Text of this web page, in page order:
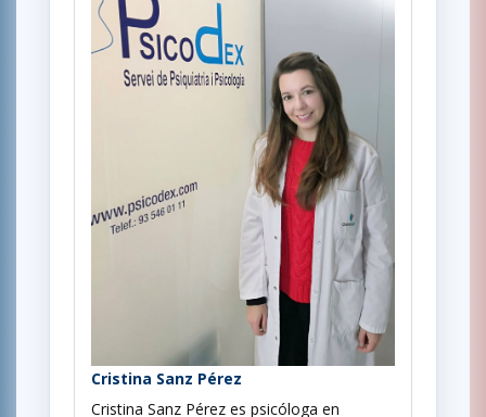
Cristina Sanz Pérez
Cristina Sanz Pérez es psicóloga en